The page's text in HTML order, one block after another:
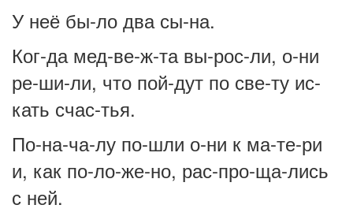
У неё бы-ло два сы-на.
Ког-да мед-ве-ж-та вы-рос-ли, о-ни
ре-ши-ли, что пой-дут по све-ту ис-
кать счас-тья.
По-на-ча-лу по-шли о-ни к ма-те-ри
и, как по-ло-же-но, рас-про-ща-лись
с ней.